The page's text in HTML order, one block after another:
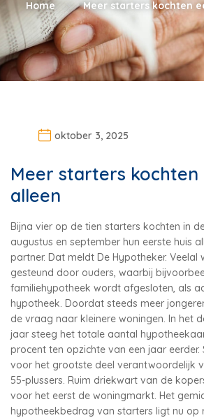
Home Meer starters kochten
oktober 3, 2025
Meer starters kochten
alleen
Bijna vier op de tien starters kochten in
augustus en september hun eerste huis
partner. Dat meldt De Hypotheker. Veelal
gesteund door ouders, waarbij
familiehypotheek wordt afgesloten, als
hypotheek. Doordat steeds meer
de vraag naar kleinere woningen. In het
jaar steeg het totale aantal
procent ten opzichte van een jaar eerder.
voor het grootste deel verantwoordelijk
55-plussers. Ruim driekwart van de
voor het eerst de woningmarkt. Het
hypotheekbedrag van starters ligt nu op